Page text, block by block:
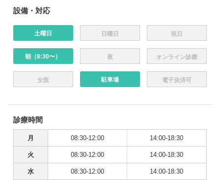
設備・対応
土曜日 日曜日 祝日
朝（8:30〜） 夜 オンライン診療
女医 駐車場 電子決済可
診療時間
月 08:30-12:00 14:00-18:30
火 08:30-12:00 14:00-18:30
水 08:30-12:00 14:00-18:30